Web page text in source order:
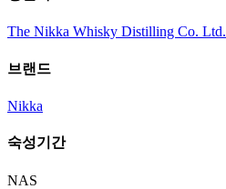
The Nikka Whisky Distilling Co. Ltd.
브랜드
Nikka
숙성기간
NAS